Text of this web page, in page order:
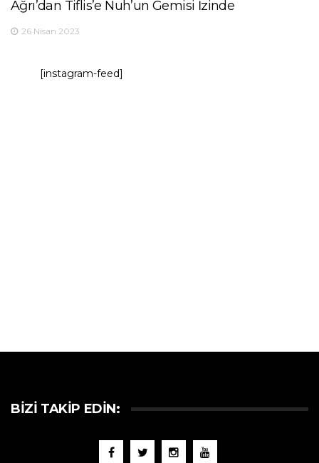
Ağrı’dan Tiflis’e Nuh’un Gemisi İzinde
26 Nisan 2023
[instagram-feed]
BIZI TAKIP EDIN: